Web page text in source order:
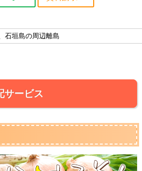
石垣島の周辺離島
サービス